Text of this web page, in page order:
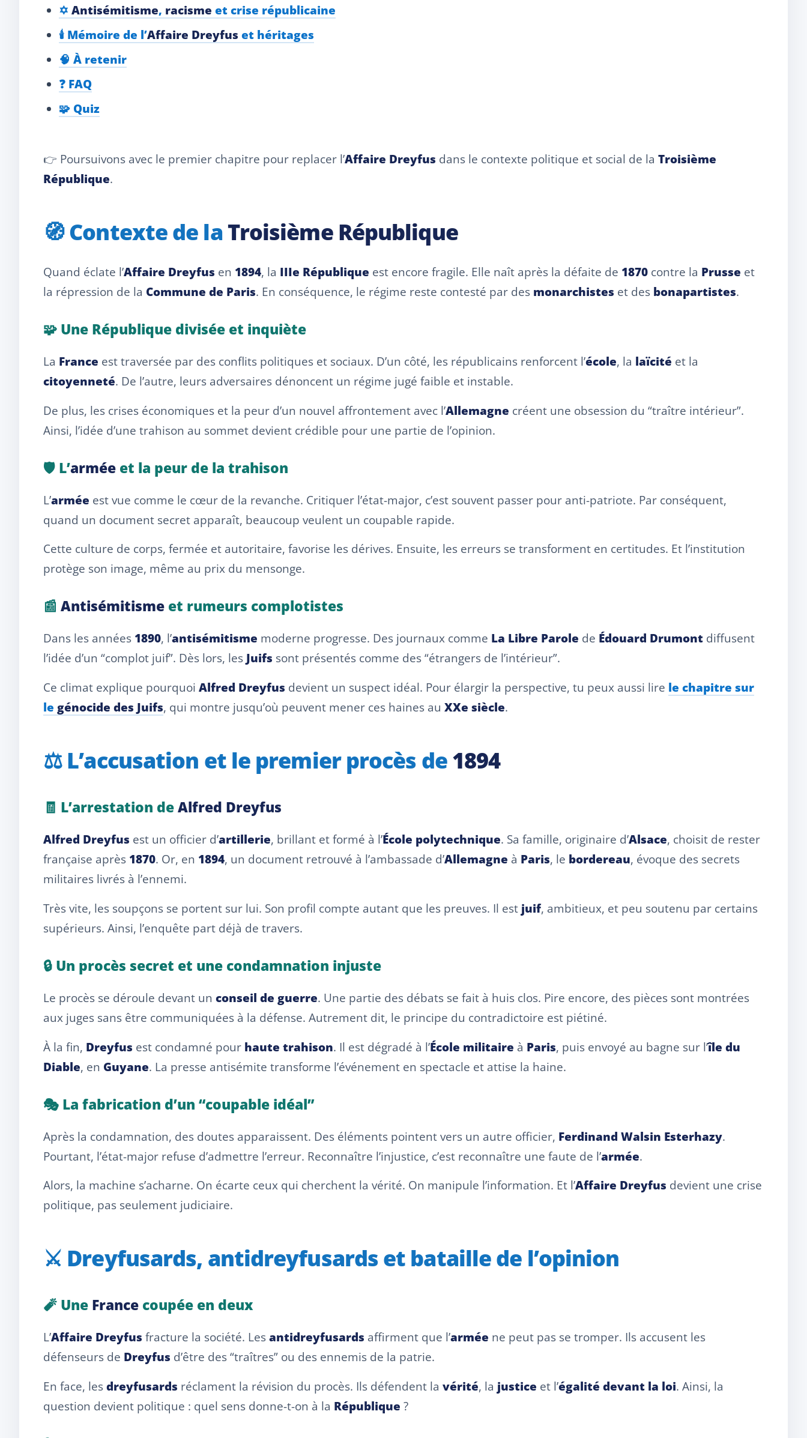
✡️ Antisémitisme, racisme et crise républicaine
🕯️ Mémoire de l’Affaire Dreyfus et héritages
🧠 À retenir
❓ FAQ
🧩 Quiz
👉 Poursuivons avec le premier chapitre pour replacer l’Affaire Dreyfus dans le contexte politique et social de la Troisième
République.
🧭 Contexte de laTroisième République
Quand éclate l’Affaire Dreyfus en 1894, la IIIe République est encore fragile. Elle naît après la défaite de 1870 contre la Prusse et
la répression de la Commune de Paris. En conséquence, le régime reste contesté par des monarchistes et des bonapartistes.
🧩 Une République divisée et inquiète
La France est traversée par des conflits politiques et sociaux. D’un côté, les républicains renforcent l’école, la laïcité et la
citoyenneté. De l’autre, leurs adversaires dénoncent un régime jugé faible et instable.
De plus, les crises économiques et la peur d’un nouvel affrontement avec l’Allemagne créent une obsession du “traître intérieur”.
Ainsi, l’idée d’une trahison au sommet devient crédible pour une partie de l’opinion.
🛡️ L’armée et la peur de la trahison
L’armée est vue comme le cœur de la revanche. Critiquer l’état-major, c’est souvent passer pour anti-patriote. Par conséquent,
quand un document secret apparaît, beaucoup veulent un coupable rapide.
Cette culture de corps, fermée et autoritaire, favorise les dérives. Ensuite, les erreurs se transforment en certitudes. Et l’institution
protège son image, même au prix du mensonge.
📰 Antisémitisme et rumeurs complotistes
Dans les années 1890, l’antisémitisme moderne progresse. Des journaux comme La Libre Parole de Édouard Drumont diffusent
l’idée d’un “complot juif”. Dès lors, les Juifs sont présentés comme des “étrangers de l’intérieur”.
Ce climat explique pourquoi Alfred Dreyfus devient un suspect idéal. Pour élargir la perspective, tu peux aussi lire le chapitre sur
le génocide des Juifs, qui montre jusqu’où peuvent mener ces haines au XXe siècle.
⚖️ L’accusation et le premier procès de1894
🧾 L’arrestation deAlfred Dreyfus
Alfred Dreyfus est un officier d’artillerie, brillant et formé à l’École polytechnique. Sa famille, originaire d’Alsace, choisit de rester
française après 1870. Or, en 1894, un document retrouvé à l’ambassade d’Allemagne à Paris, le bordereau, évoque des secrets
militaires livrés à l’ennemi.
Très vite, les soupçons se portent sur lui. Son profil compte autant que les preuves. Il est juif, ambitieux, et peu soutenu par certains
supérieurs. Ainsi, l’enquête part déjà de travers.
🔒 Un procès secret et une condamnation injuste
Le procès se déroule devant un conseil de guerre. Une partie des débats se fait à huis clos. Pire encore, des pièces sont montrées
aux juges sans être communiquées à la défense. Autrement dit, le principe du contradictoire est piétiné.
À la fin, Dreyfus est condamné pour haute trahison. Il est dégradé à l’École militaire à Paris, puis envoyé au bagne sur l’île du
Diable, en Guyane. La presse antisémite transforme l’événement en spectacle et attise la haine.
🎭 La fabrication d’un “coupable idéal”
Après la condamnation, des doutes apparaissent. Des éléments pointent vers un autre officier, Ferdinand Walsin Esterhazy.
Pourtant, l’état-major refuse d’admettre l’erreur. Reconnaître l’injustice, c’est reconnaître une faute de l’armée.
Alors, la machine s’acharne. On écarte ceux qui cherchent la vérité. On manipule l’information. Et l’Affaire Dreyfus devient une crise
politique, pas seulement judiciaire.
⚔️ Dreyfusards, antidreyfusards et bataille de l’opinion
🧨 Une France coupée en deux
L’Affaire Dreyfus fracture la société. Les antidreyfusards affirment que l’armée ne peut pas se tromper. Ils accusent les
défenseurs de Dreyfus d’être des “traîtres” ou des ennemis de la patrie.
En face, les dreyfusards réclament la révision du procès. Ils défendent la vérité, la justice et l’égalité devant la loi. Ainsi, la
question devient politique : quel sens donne-t-on à la République ?